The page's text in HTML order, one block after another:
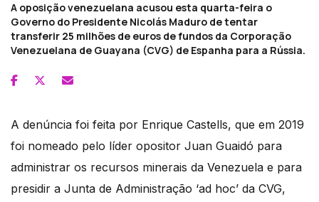
A oposição venezuelana acusou esta quarta-feira o
Governo do Presidente Nicolás Maduro de tentar
transferir 25 milhões de euros de fundos da Corporação
Venezuelana de Guayana (CVG) de Espanha para a Rússia.
A denúncia foi feita por Enrique Castells, que em 2019
foi nomeado pelo líder opositor Juan Guaidó para
administrar os recursos minerais da Venezuela e para
presidir a Junta de Administração ‘ad hoc’ da CVG,